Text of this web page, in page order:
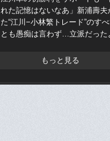
れた記憶はないなあ」新浦壽夫
た“江川−小林繁トレード”のす
とも愚痴は言わず…立派だった
もっと見る